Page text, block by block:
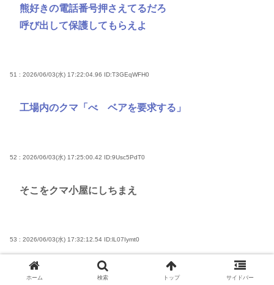
熊好きの電話番号押さえてるだろ
呼び出して保護してもらえよ
51 : 2026/06/03(水) 17:22:04.96 ID:T3GEqWFH0
工場内のクマ「べ ベアを要求する」
52 : 2026/06/03(水) 17:25:00.42 ID:9Usc5PdT0
そこをクマ小屋にしちまえ
53 : 2026/06/03(水) 17:32:12.54 ID:lL07Iymt0
あのジムニーはクマを仕留め損なったのか？
ホーム 検索 トップ サイドバー